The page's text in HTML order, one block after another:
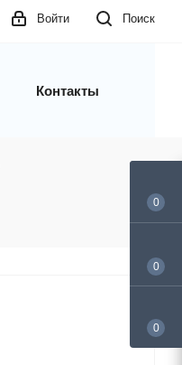
Поиск
Войти
Контакты
0
0
0